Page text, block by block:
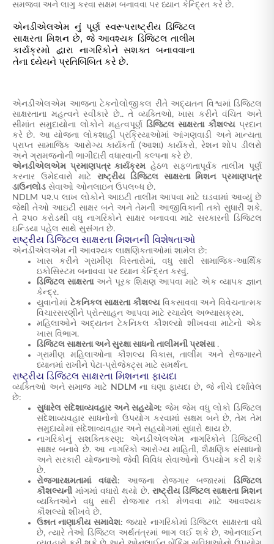
સમજવા અને લાગુ કરવા સક્ષમ બનાવવા પર ધ્યાન કેન્દ્રિત કરે છે.
એનડીએલએમ નું પૂર્ણ સ્વરૂપરાષ્ટ્રીય ડિજિટલ
સાક્ષરતા મિશન છે, જે આવશ્યક ડિજિટલ તાલીમ
કાર્યક્રમો દ્વારા નાગરિકોને સશક્ત બનાવવાના
તેના ધ્યેયને પ્રતિબિંબિત કરે છે.
એનડીએલએમ આજના ટેકનોલોજીકલ રીતે અદ્યતન વિશ્વમાં ડિજિટલ
સાક્ષરતાના મહત્વને સ્વીકારે છે.. તે વ્યક્તિઓ, ખાસ કરીને વંચિત અને
સીમાંત સમુદાયોના લોકોને મહત્વપૂર્ણ ડિજિટલ સાક્ષરતા કૌશલ્યપ્રદાન
કરે છે. આ યોજના લોકશાહી પ્રક્રિયાઓમાં આંગણવાડી અને માન્યતા
પ્રાપ્ત સામાજિક આરોગ્ય કાર્યકર્તા (આશા) કાર્યકરો, રેશન શોપ ડીલરો
અને ગ્રામજનોની ભાગીદારી વધારવાની કલ્પના કરે છે.
એનડીએલએમ પ્રમાણપત્ર કાર્યક્રમ હેઠળ સફળતાપૂર્વક તાલીમ પૂર્ણ
કરનાર ઉમેદવારો માટેરાષ્ટ્રીય ડિજિટલ સાક્ષરતા મિશન પ્રમાણપત્ર
ડાઉનલોડ સેવાઓ ઓનલાઇન ઉપલબ્ધ છે.
NDLM ૫૨.૫ લાખ લોકોને આઇટી તાલીમ આપવા માટે ઘડવામાં આવ્યું છે
જેથી તેઓ આઇટી સાક્ષર બને અને તેમની આજીવિકાની તકો સુધારી શકે.
તે ૨૫૦ કરોડથી વધુ નાગરિકોને સાક્ષર બનાવવા માટે સરકારની ડિજિટલ
ઇન્ડિયા પહેલ સાથે સુસંગત છે.
રાષ્ટ્રીય ડિજિટલ સાક્ષરતા મિશનની વિશેષતાઓ
એનડીએલએમ ની આવશ્યક લાક્ષણિકતાઓમાં શામેલ છે:
ખાસ કરીને ગ્રામીણ વિસ્તારોમાં, વધુ સારી સામાજિક-આર્થિક
ઇકોસિસ્ટમ બનાવવા પર ધ્યાન કેન્દ્રિત કરવું.
ડિજિટલ સાક્ષરતાઅને પૂરક શિક્ષણ આપવા માટે એક વ્યાપક જ્ઞાન
કેન્દ્ર.
યુવાનોમાં ટેકનિકલ સાક્ષરતા કૌશલ્યવિકસાવવા અને વિવેચનાત્મક
વિચારસરણીને પ્રોત્સાહન આપવા માટે રચાયેલ અભ્યાસક્રમ.
મહિલાઓને અદ્યતન ટેકનિકલ કૌશલ્યો શીખવવા માટેનો એક
ખાસ વિભાગ.
ડિજિટલ સાક્ષરતા અને સુરક્ષા સાધનો તાલીમની પ્રશંસા.
ગ્રામીણ મહિલાઓના કૌશલ્ય વિકાસ, તાલીમ અને રોજગારને
ધ્યાનમાં રાખીને પેટા-પ્રોજેક્ટ્સ માટે સમર્થન.
રાષ્ટ્રીય ડિજિટલ સાક્ષરતા મિશનના ફાયદા
વ્યક્તિઓ અને સમાજ માટે NDLM ના ઘણા ફાયદા છે, જે નીચે દર્શાવેલ
છે:
સુધારેલ સંદેશાવ્યવહાર અને સહયોગ: જેમ જેમ વધુ લોકો ડિજિટલ
સંદેશાવ્યવહાર સાધનોનો ઉપયોગ કરવામાં સક્ષમ બને છે, તેમ તેમ
સમુદાયોમાં સંદેશાવ્યવહાર અને સહયોગમાં સુધારો થાય છે.
નાગરિકોનું સશક્તિકરણ: એનડીએલએમ નાગરિકોને ડિજિટલી
સાક્ષર બનાવે છે. આ નાગરિકો આરોગ્ય માહિતી, શૈક્ષણિક સંસાધનો
અને સરકારી યોજનાઓ જેવી વિવિધ સેવાઓનો ઉપયોગ કરી શકે
છે.
રોજગારક્ષમતામાં વધારો: આજના રોજગાર બજારમાં ડિજિટલ
કૌશલ્યની માંગમાં વધારો થયો છે. રાષ્ટ્રીય ડિજિટલ સાક્ષરતા મિશન
વ્યક્તિઓને વધુ સારી રોજગાર તકો મેળવવા માટે આવશ્યક
કૌશલ્યો શીખવે છે.
ઉન્નત નાણાકીય સમાવેશ: જ્યારે નાગરિકોમાં ડિજિટલ સાક્ષરતા વધે
છે, ત્યારે તેઓ ડિજિટલ અર્થતંત્રમાં ભાગ લઈ શકે છે, ઓનલાઈન